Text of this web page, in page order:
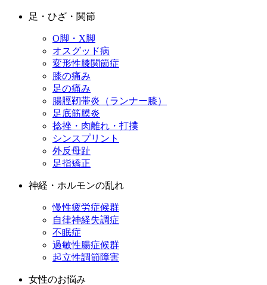
足・ひざ・関節
O脚・X脚
オスグッド病
変形性膝関節症
膝の痛み
足の痛み
腸脛靭帯炎（ランナー膝）
足底筋膜炎
捻挫・肉離れ・打撲
シンスプリント
外反母趾
足指矯正
神経・ホルモンの乱れ
慢性疲労症候群
自律神経失調症
不眠症
過敏性腸症候群
起立性調節障害
女性のお悩み